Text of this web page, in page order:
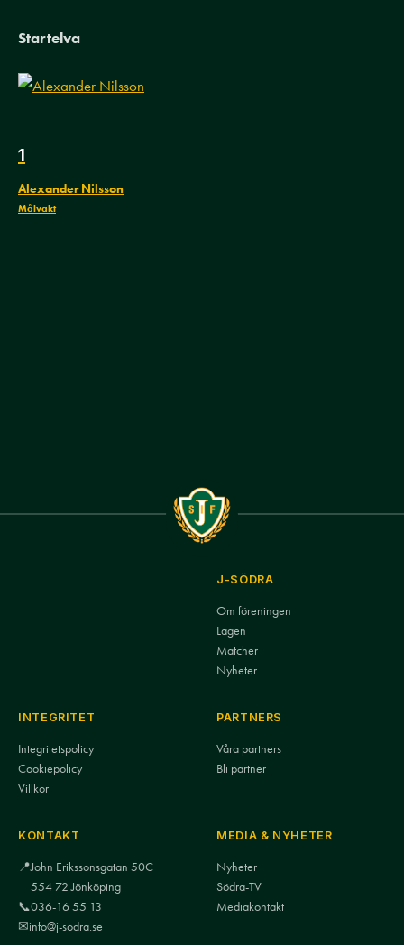
Startelva
1
Alexander Nilsson
Målvakt
J-SÖDRA
Om föreningen
Lagen
Matcher
Nyheter
INTEGRITET
Integritetspolicy
Cookiepolicy
Villkor
PARTNERS
Våra partners
Bli partner
KONTAKT
📍John Erikssonsgatan 50C
554 72 Jönköping
📞036-16 55 13
✉info@j-sodra.se
MEDIA & NYHETER
Nyheter
Södra-TV
Mediakontakt